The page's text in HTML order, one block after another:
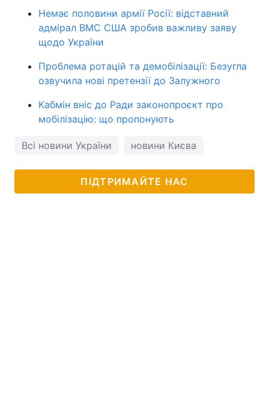
Немає половини армії Росії: відставний
адмірал ВМС США зробив важливу заяву
щодо України
Проблема ротацій та демобілізації: Безугла
озвучила нові претензії до Залужного
Кабмін вніс до Ради законопроєкт про
мобілізацію: що пропонують
Всі новини України новини Києва
ПІДТРИМАЙТЕ НАС